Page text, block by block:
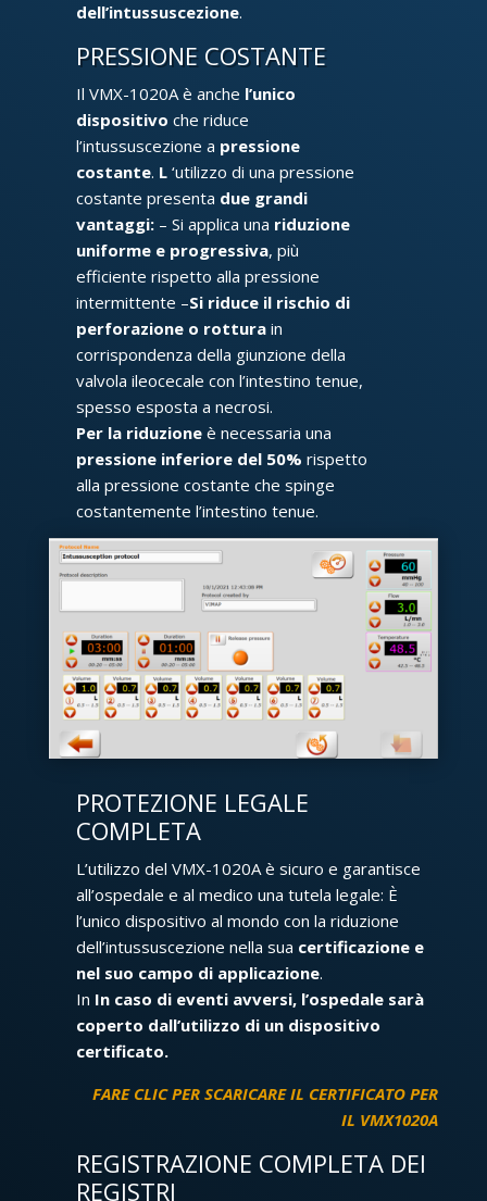
dell’intussuscezione.
PRESSIONE COSTANTE
Il VMX-1020A è anche l’unico
dispositivo che riduce
l’intussuscezione a pressione
costante. L‘utilizzo di una pressione
costante presenta due grandi
vantaggi:– Si applica una riduzione
uniforme e progressiva, più
efficiente rispetto alla pressione
intermittente –Si riduce il rischio di
perforazione o rotturain
corrispondenza della giunzione della
valvola ileocecale con l’intestino tenue,
spesso esposta a necrosi.
Per la riduzioneè necessaria una
pressione inferiore del 50% rispetto
alla pressione costante che spinge
costantemente l’intestino tenue.
PROTEZIONE LEGALE
COMPLETA
L’utilizzo del VMX-1020A è sicuro e garantisce
all’ospedale e al medico una tutela legale: È
l’unico dispositivo al mondo con la riduzione
dell’intussuscezione nella sua certificazione e
nel suo campo di applicazione.
In In caso di eventi avversi, l’ospedale sarà
coperto dall’utilizzo di un dispositivo
certificato.
FARE CLIC PER SCARICARE IL CERTIFICATO PER
IL VMX1020A
REGISTRAZIONE COMPLETA DEI
REGISTRI